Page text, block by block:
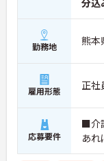
分込
勤務地 熊本
雇用形態 正社
応募要件
■介
あれ